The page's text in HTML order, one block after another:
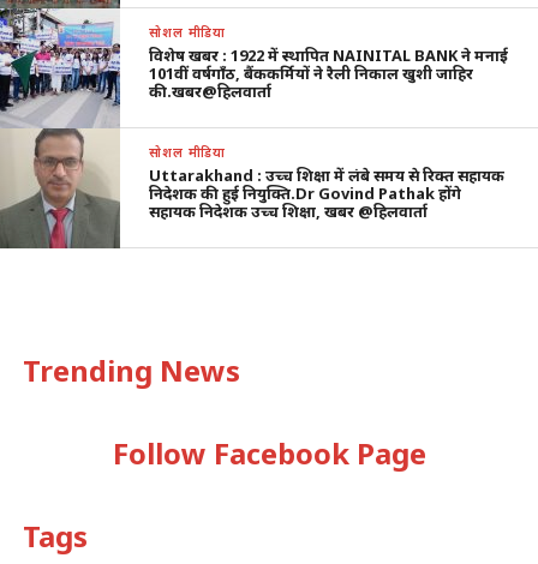
सोशल मीडिया
विशेष खबर : 1922 में स्थापित NAINITAL BANK ने मनाई
101वीं वर्षगाँठ, बैंककर्मियों ने रैली निकाल खुशी जाहिर
की.खबर@हिलवार्ता
सोशल मीडिया
Uttarakhand : उच्च शिक्षा में लंबे समय से रिक्त सहायक
निदेशक की हुई नियुक्ति.Dr Govind Pathak होंगे
सहायक निदेशक उच्च शिक्षा, खबर @हिलवार्ता
Trending News
Follow Facebook Page
Tags